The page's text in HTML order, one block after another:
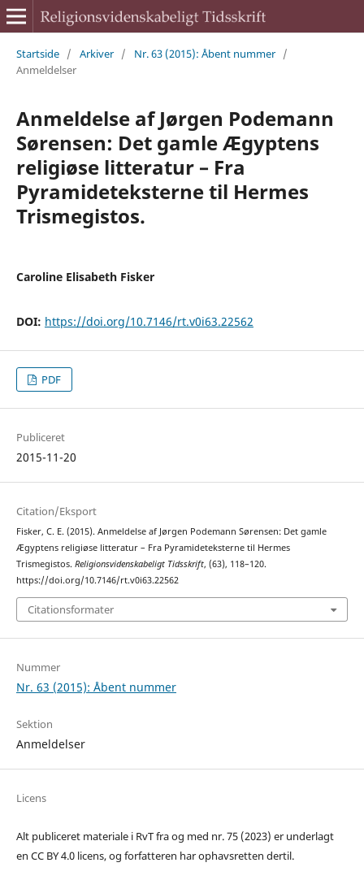
Startside / Arkiver / Nr. 63 (2015): Åbent nummer /
Anmeldelser
Anmeldelse af Jørgen Podemann
Sørensen: Det gamle Ægyptens
religiøse litteratur – Fra
Pyramideteksterne til Hermes
Trismegistos.
Caroline Elisabeth Fisker
DOI: https://doi.org/10.7146/rt.v0i63.22562
PDF
Publiceret
2015-11-20
Citation/Eksport
Fisker, C. E. (2015). Anmeldelse af Jørgen Podemann Sørensen: Det gamle
Ægyptens religiøse litteratur – Fra Pyramideteksterne til Hermes
Trismegistos. Religionsvidenskabeligt Tidsskrift, (63), 118–120.
https://doi.org/10.7146/rt.v0i63.22562
Citationsformater
Nummer
Nr. 63 (2015): Åbent nummer
Sektion
Anmeldelser
Licens
Alt publiceret materiale i RvT fra og med nr. 75 (2023) er underlagt
en CC BY 4.0 licens, og forfatteren har ophavsretten dertil.